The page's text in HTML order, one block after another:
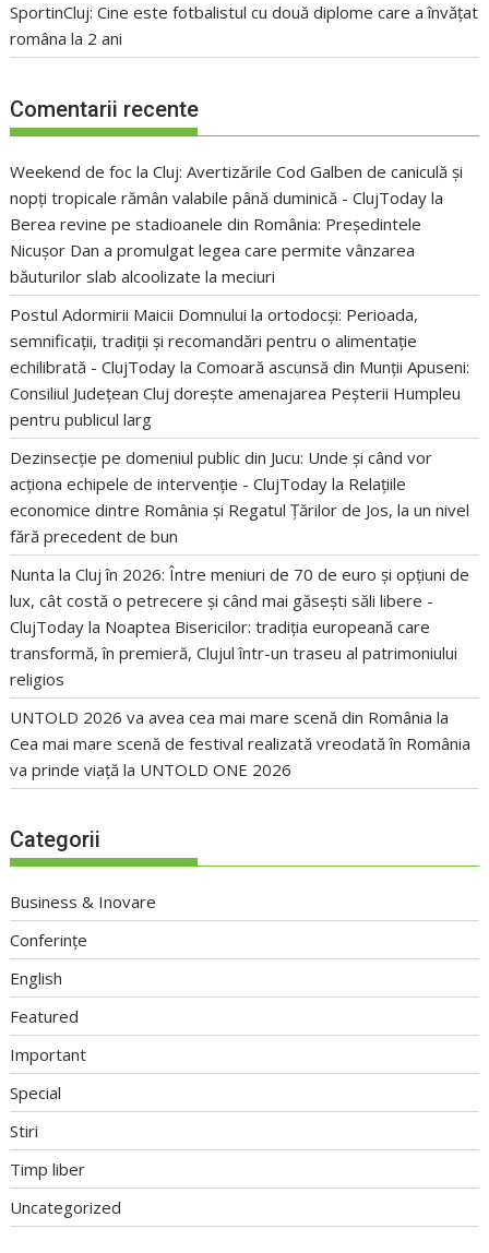
SportinCluj: Cine este fotbalistul cu două diplome care a învățat
româna la 2 ani
Comentarii recente
Weekend de foc la Cluj: Avertizările Cod Galben de caniculă și
nopți tropicale rămân valabile până duminică - ClujToday la
Berea revine pe stadioanele din România: Președintele
Nicușor Dan a promulgat legea care permite vânzarea
băuturilor slab alcoolizate la meciuri
Postul Adormirii Maicii Domnului la ortodocși: Perioada,
semnificații, tradiții și recomandări pentru o alimentație
echilibrată - ClujToday laComoară ascunsă din Munții Apuseni:
Consiliul Județean Cluj dorește amenajarea Peșterii Humpleu
pentru publicul larg
Dezinsecție pe domeniul public din Jucu: Unde și când vor
acționa echipele de intervenție - ClujToday la Relațiile
economice dintre România și Regatul Țărilor de Jos, la un nivel
fără precedent de bun
Nunta la Cluj în 2026: Între meniuri de 70 de euro și opțiuni de
lux, cât costă o petrecere și când mai găsești săli libere -
ClujToday la Noaptea Bisericilor: tradiția europeană care
transformă, în premieră, Clujul într-un traseu al patrimoniului
religios
UNTOLD 2026 va avea cea mai mare scenă din România la
Cea mai mare scenă de festival realizată vreodată în România
va prinde viață la UNTOLD ONE 2026
Categorii
Business & Inovare
Conferințe
English
Featured
Important
Special
Stiri
Timp liber
Uncategorized